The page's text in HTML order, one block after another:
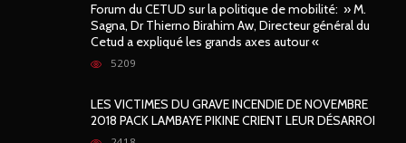
Forum du CETUD sur la politique de mobilité: » M.
Sagna, Dr Thierno Birahim Aw, Directeur général du
Cetud a expliqué les grands axes autour «
5209
LES VICTIMES DU GRAVE INCENDIE DE NOVEMBRE
2018 PACK LAMBAYE PIKINE CRIENT LEUR DÉSARROI